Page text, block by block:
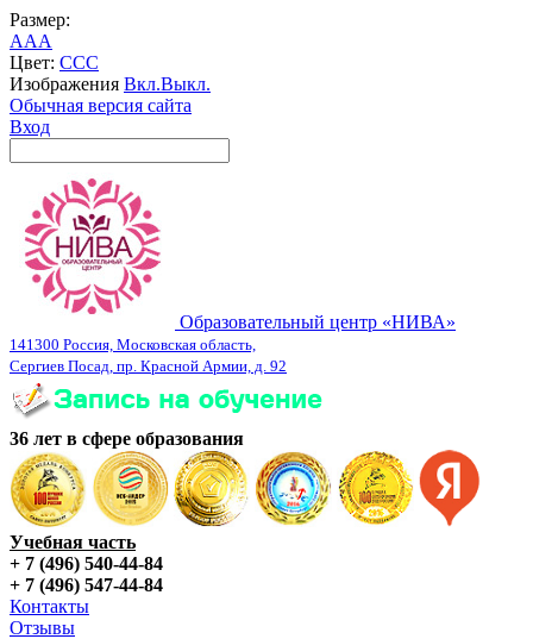
Размер:
AAA
Цвет: CCC
Изображения Вкл.Выкл.
Обычная версия сайта
Вход
Образовательный центр «НИВА»
141300 Россия, Московская область,
Сергиев Посад, пр. Красной Армии, д. 92
36 лет в сфере образования
Учебная часть
+ 7 (496) 540-44-84
+ 7 (496) 547-44-84
Контакты
Отзывы